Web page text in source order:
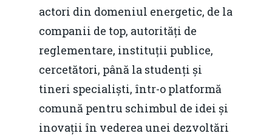
actori din domeniul energetic, de la
companii de top, autorități de
reglementare, instituții publice,
cercetători, până la studenți și
tineri specialiști, într-o platformă
comună pentru schimbul de idei și
inovații în vederea unei dezvoltări